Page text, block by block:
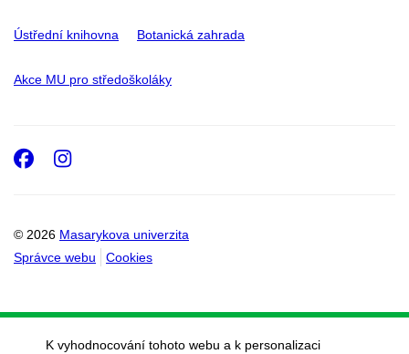
Ústřední knihovna Botanická zahrada
Akce MU pro středoškoláky
© 2026 Masarykova univerzita
Správce webu
Cookies
Facebook
Instagram
K vyhodnocování tohoto webu a k personalizaci